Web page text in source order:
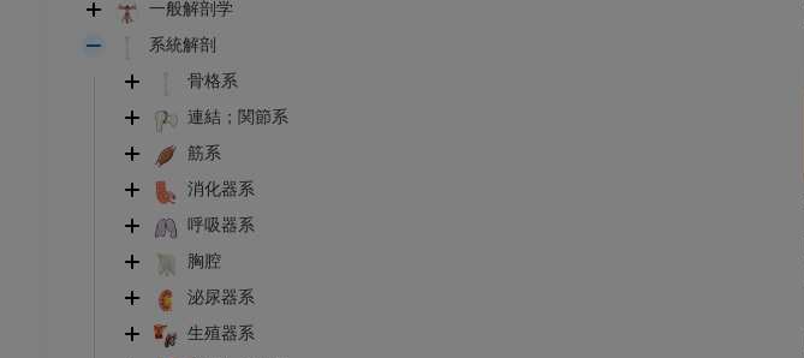
一般解剖学
系統解剖
骨格系
連結；関節系
筋系
消化器系
呼吸器系
胸腔
泌尿器系
生殖器系